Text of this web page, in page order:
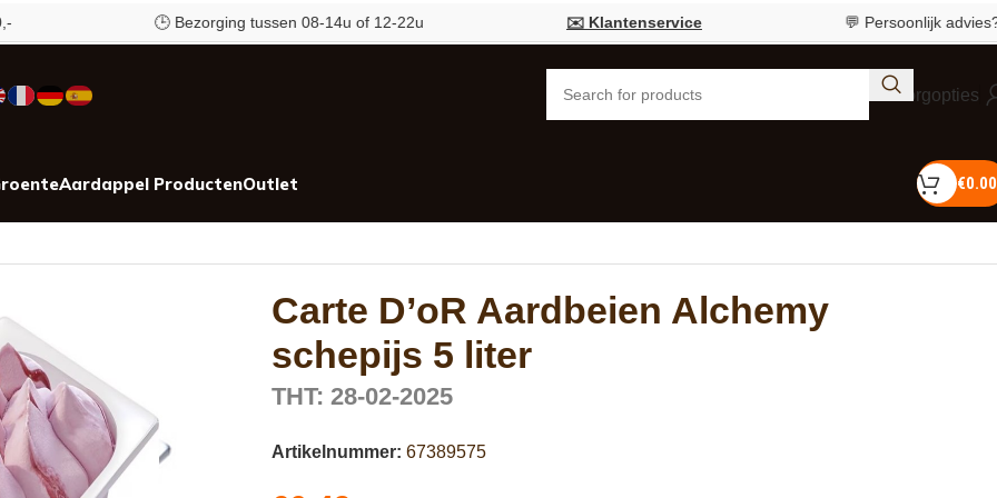
🕒 Bezorging tussen 08-14u of 12-22u ✉️ Klantenservice 💬 Persoonlijk advies?Bel
Bezorgopties
Aardappel ProductenOutlet €0.00
Carte D’oR Aardbeien Alchemy
schepijs 5 liter
THT: 28-02-2025
Artikelnummer: 67389575